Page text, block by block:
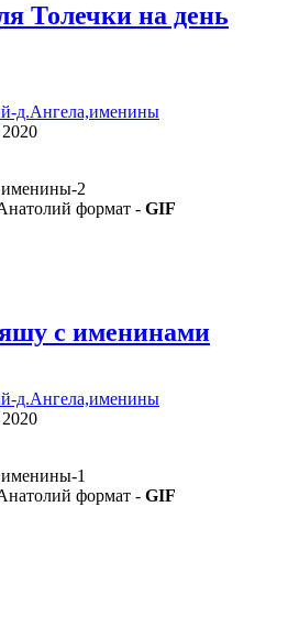
Толечки на день
д.Ангела,именины
именины-2
формат - GIF
с именинами
д.Ангела,именины
1
формат - GIF